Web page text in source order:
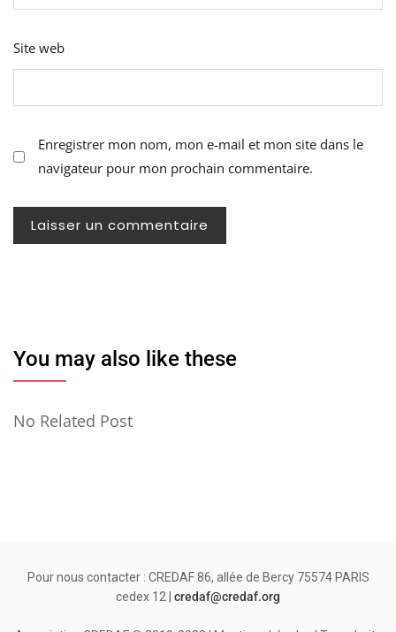
Site web
Enregistrer mon nom, mon e-mail et mon site dans le
navigateur pour mon prochain commentaire.
You may also like these
No Related Post
Pour nous contacter : CREDAF 86, allée de Bercy 75574 PARIS
cedex 12 | credaf@credaf.org